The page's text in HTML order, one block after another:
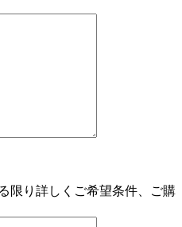
限り詳しくご希望条件、ご購